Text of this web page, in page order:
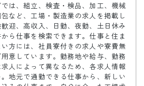
は、組立、検査・検品、加工、機械
など、工場・製造業の求人を掲載し
迎、高収入、日勤、夜勤、土日休み
ら仕事を検索できます。仕事と住ま
方には、社員寮付きの求人や寮費無
意しています。勤務地や給与、勤務
人によって異なるため、各求人情報
地元で通勤できる仕事から、新しい